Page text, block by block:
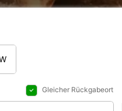
Gleicher Rückgabeort